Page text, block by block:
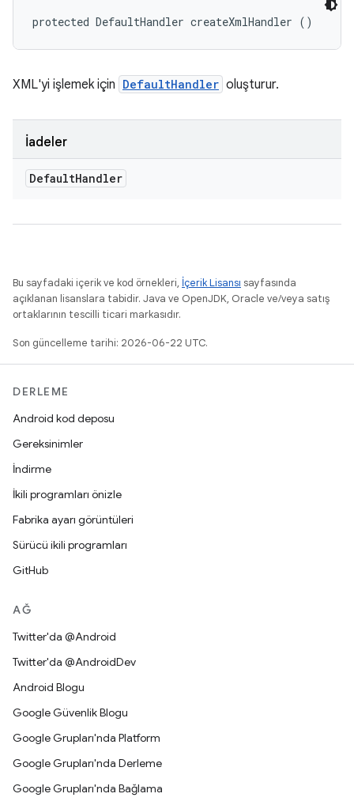
protected DefaultHandler createXmlHandler ()
XML'yi işlemek için DefaultHandler oluşturur.
İadeler
DefaultHandler
Bu sayfadaki içerik ve kod örnekleri, İçerik Lisansı sayfasında
açıklanan lisanslara tabidir. Java ve OpenJDK, Oracle ve/veya satış
ortaklarının tescilli ticari markasıdır.
Son güncelleme tarihi: 2026-06-22 UTC.
DERLEME
Android kod deposu
Gereksinimler
İndirme
İkili programları önizle
Fabrika ayarı görüntüleri
Sürücü ikili programları
GitHub
AĞ
Twitter'da @Android
Twitter'da @AndroidDev
Android Blogu
Google Güvenlik Blogu
Google Grupları'nda Platform
Google Grupları'nda Derleme
Google Grupları'nda Bağlama